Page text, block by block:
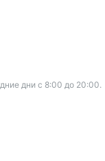
дни с 8:00 до 20:00.